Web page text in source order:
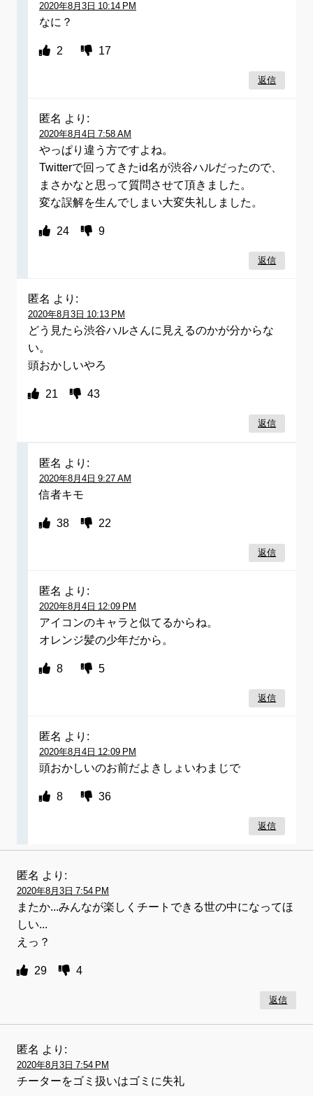
2020年8月3日 10:14 PM
なに？
2 17
返信
匿名 より:
2020年8月4日 7:58 AM
やっぱり違う方ですよね。
Twitterで回ってきたid名が渋谷ハルだったので、
まさかなと思って質問させて頂きました。
変な誤解を生んでしまい大変失礼しました。
24 9
返信
匿名 より:
2020年8月3日 10:13 PM
どう見たら渋谷ハルさんに見えるのかが分からな
い。
頭おかしいやろ
21 43
返信
匿名 より:
2020年8月4日 9:27 AM
信者キモ
38 22
返信
匿名 より:
2020年8月4日 12:09 PM
アイコンのキャラと似てるからね。
オレンジ髪の少年だから。
8 5
返信
匿名 より:
2020年8月4日 12:09 PM
頭おかしいのお前だよきしょいわまじで
8 36
返信
匿名 より:
2020年8月3日 7:54 PM
またか...みんなが楽しくチートできる世の中になってほ
しい...
えっ？
29 4
返信
匿名 より:
2020年8月3日 7:54 PM
チーターをゴミ扱いはゴミに失礼